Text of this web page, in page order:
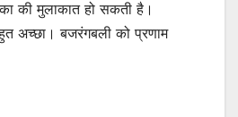
की मुलाकात हो सकती है।
अच्छा। बजरंगबली को प्रणाम